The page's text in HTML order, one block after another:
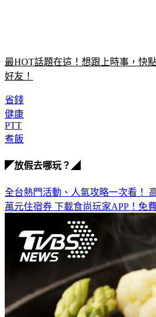
最HOT話題在這！想跟上時事，快
好友！
省錢
健康
PTT
煮飯
◤放假去哪玩？◢
全台熱門活動、人氣攻略一次看！
萬元住宿券
下載食尚玩家APP！免